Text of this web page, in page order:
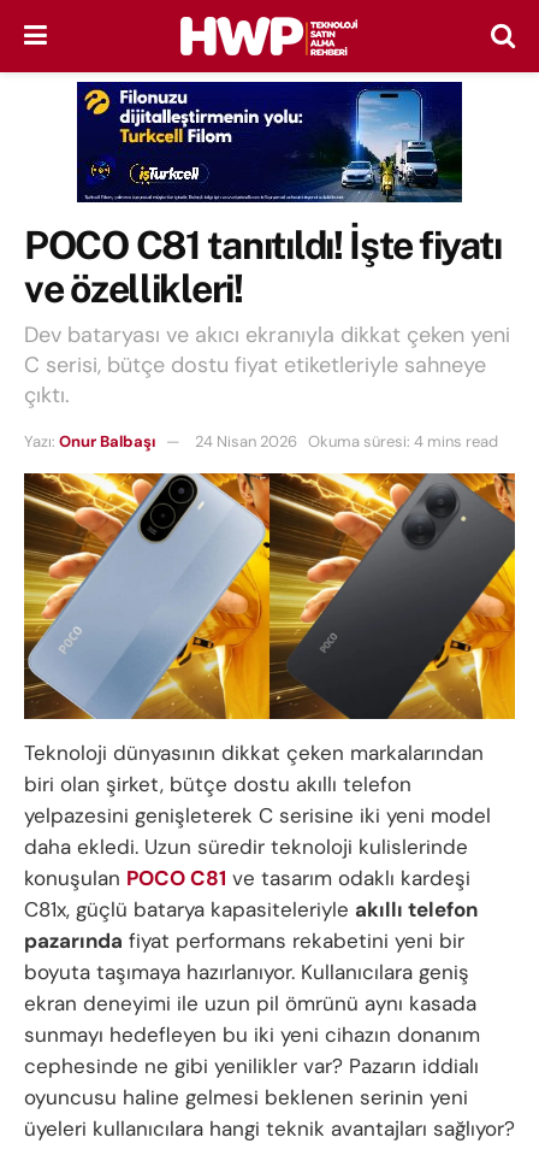
POCO C81 tanıtıldı! İşte fiyatı
ve özellikleri!
Dev bataryası ve akıcı ekranıyla dikkat çeken yeni
C serisi, bütçe dostu fiyat etiketleriyle sahneye
çıktı.
Yazı: Onur Balbaşı 24 Nisan 2026 Okuma süresi: 4 mins read
Teknoloji dünyasının dikkat çeken markalarından
biri olan şirket, bütçe dostu akıllı telefon
yelpazesini genişleterek C serisine iki yeni model
daha ekledi. Uzun süredir teknoloji kulislerinde
konuşulan POCO C81 ve tasarım odaklı kardeşi
C81x, güçlü batarya kapasiteleriyle akıllı telefon
pazarında fiyat performans rekabetini yeni bir
boyuta taşımaya hazırlanıyor. Kullanıcılara geniş
ekran deneyimi ile uzun pil ömrünü aynı kasada
sunmayı hedefleyen bu iki yeni cihazın donanım
cephesinde ne gibi yenilikler var? Pazarın iddialı
oyuncusu haline gelmesi beklenen serinin yeni
üyeleri kullanıcılara hangi teknik avantajları sağlıyor?